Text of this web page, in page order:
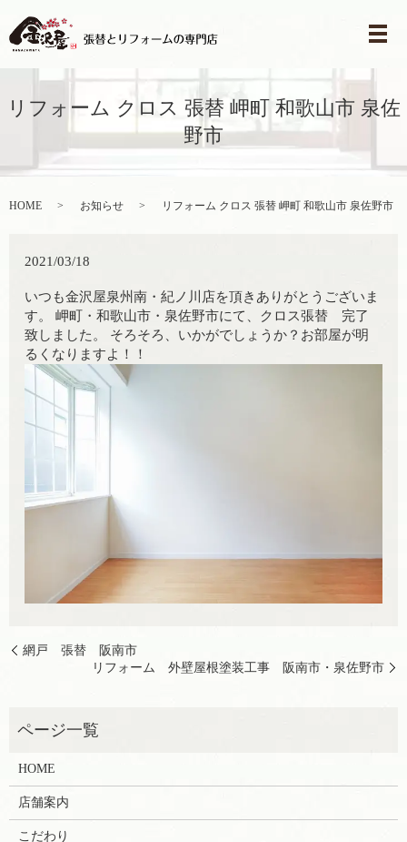
メ
リフォーム クロス 張替 岬町 和歌山市 泉佐
野市
HOME お知らせ リフォーム クロス 張替 岬町 和歌山市 泉佐野市
2021/03/18
いつも金沢屋泉州南・紀ノ川店を頂きありがとうございま
す。 岬町・和歌山市・泉佐野市にて、クロス張替 完了
致しました。 そろそろ、いかがでしょうか？お部屋が明
るくなりますよ！！
網戸 張替 阪南市
リフォーム 外壁屋根塗装工事 阪南市・泉佐野市
HOME
店舗案内
こだわり